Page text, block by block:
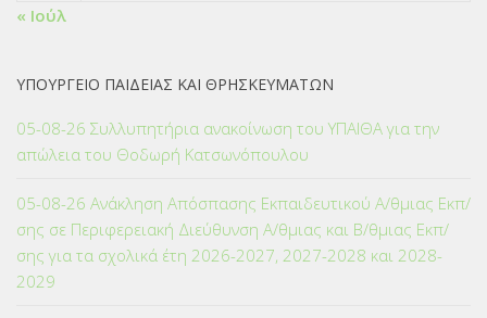
« Ιούλ
ΥΠΟΥΡΓΕΙΟ ΠΑΙΔΕΙΑΣ ΚΑΙ ΘΡΗΣΚΕΥΜΑΤΩΝ
05-08-26 Συλλυπητήρια ανακοίνωση του ΥΠΑΙΘΑ για την
απώλεια του Θοδωρή Κατσωνόπουλου
05-08-26 Ανάκληση Απόσπασης Εκπαιδευτικού Α/θμιας Εκπ/
σης σε Περιφερειακή Διεύθυνση Α/θμιας και Β/θμιας Εκπ/
σης για τα σχολικά έτη 2026-2027, 2027-2028 και 2028-
2029